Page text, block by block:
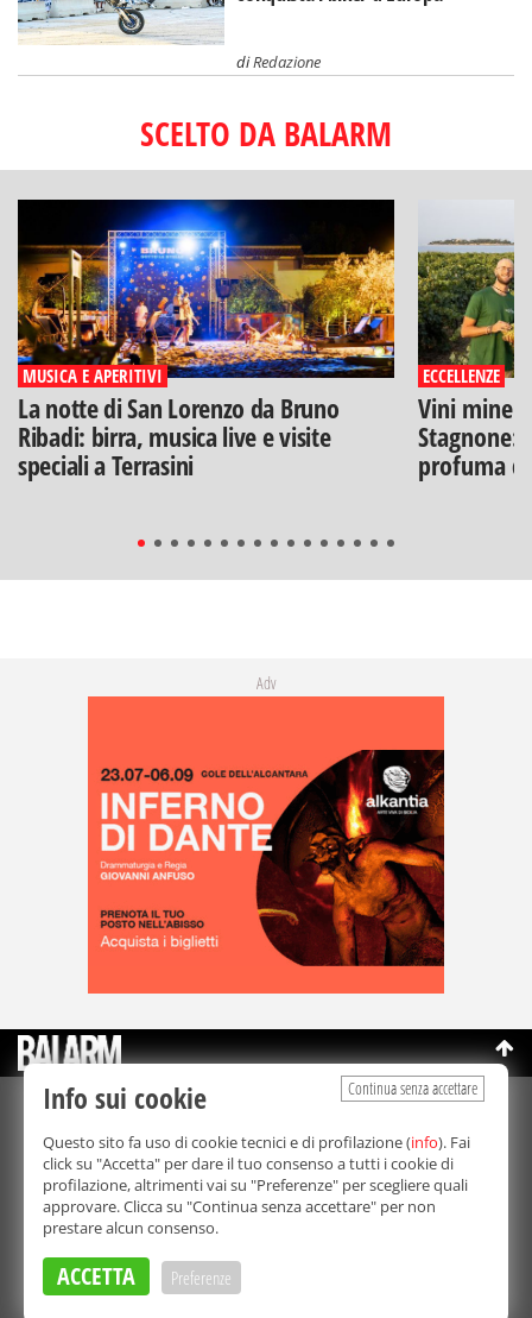
diRedazione
SCELTO DA BALARM
MUSICA E APERITIVI
La notte di San Lorenzo da Bruno
Ribadi: birra, musica live e visite
speciali a Terrasini
ECCELLENZE
Vini
Stagnone:
profuma
Adv
©Copyright 2003-2026
Bmedia Srl- P.IVA 07064240828
La riproduzione totale o parziale di tutti i contenuti, in qualunque
forma, su qualsiasi supporto è proibita.
Balarm.it è una testata giornalistica registrata. Autorizzazione del
Tribunale di Palermo n° 32 del 21/10/2003
Direttore responsabile:
Continua senza accettare
Info sui cookie
Questo sito fa uso di cookie tecnici e di profilazione (info). Fai
click su "Accetta" per dare il tuo consenso a tutti i cookie di
profilazione, altrimenti vai su "Preferenze" per scegliere quali
approvare. Clicca su "Continua senza accettare" per non
prestare alcun consenso.
ACCETTA Preferenze